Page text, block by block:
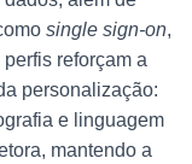
single sign-on,
reforçam a
personalização:
e linguagem
mantendo a